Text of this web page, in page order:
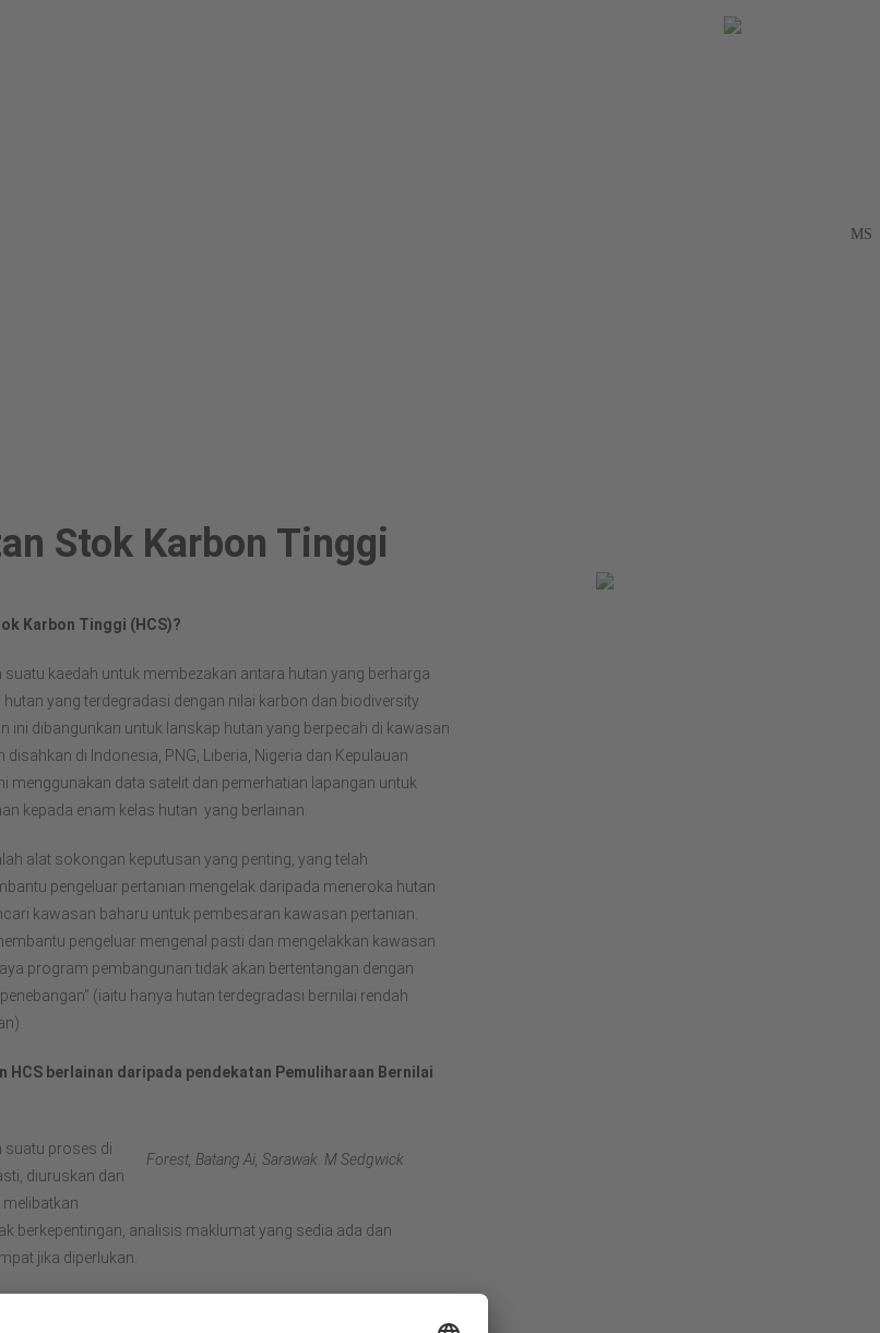
MS
Stok Karbon Tinggi
Karbon Tinggi (HCS)?
suatu kaedah untuk membezakan antara hutan yang berharga
yang terdegradasi dengan nilai karbon dan biodiversity
ini dibangunkan untuk lanskap hutan yang berpecah di kawasan
di Indonesia, PNG, Liberia, Nigeria dan Kepulauan
menggunakan data satelit dan pemerhatian lapangan untuk
kepada enam kelas hutan yang berlainan.
alat sokongan keputusan yang penting, yang telah
pengeluar pertanian mengelak daripada meneroka hutan
kawasan baharu untuk pembesaran kawasan pertanian.
pengeluar mengenal pasti dan mengelakkan kawasan
program pembangunan tidak akan bertentangan dengan
(iaitu hanya hutan terdegradasi bernilai rendah
HCS berlainan daripada pendekatan Pemuliharaan Bernilai
Forest, Batang Ai, Sarawak. M Sedgwick
suatu proses di
diuruskan dan
melibatkan
berkepentingan, analisis maklumat yang sedia ada dan
jika diperlukan.